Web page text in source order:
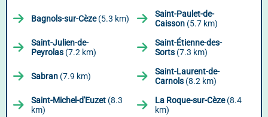
Bagnols-sur-Cèze(5.3 km)
Saint-Paulet-de-
Caisson (5.7 km)
Saint-Julien-de-
Peyrolas (7.2 km)
Saint-Étienne-des-
Sorts (7.3 km)
Sabran (7.9 km)
Saint-Laurent-de-
Carnols (8.2 km)
Saint-Michel-d'Euzet (8.3
km)
La Roque-sur-Cèze(8.4
km)